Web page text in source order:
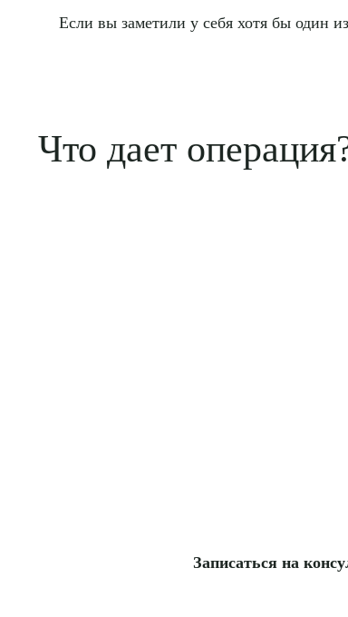
Если вы заметили у себя хотя бы один
Что дает
Записаться на